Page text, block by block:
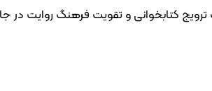
کتابخوانی و تقویت فرهنگ روایت در